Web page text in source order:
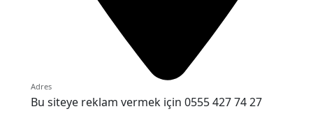
Adres
Bu siteye reklam vermek için 0555 427 74 27